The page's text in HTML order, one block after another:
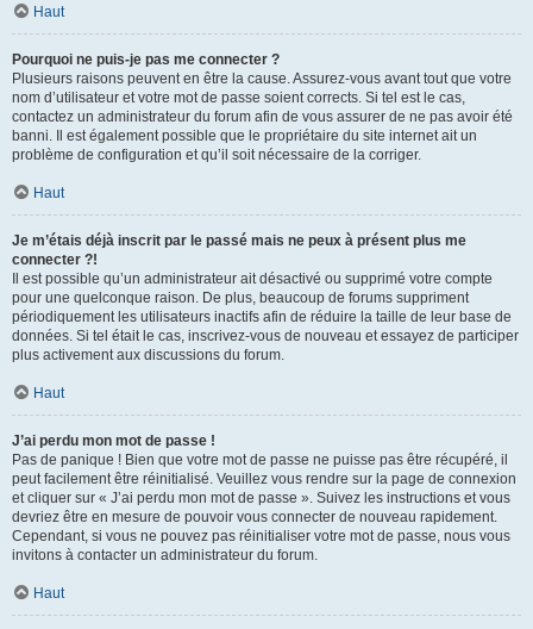
Haut
Pourquoi ne puis-je pas me connecter ?
Plusieurs raisons peuvent en être la cause. Assurez-vous avant tout que votre
nom d’utilisateur et votre mot de passe soient corrects. Si tel est le cas,
contactez un administrateur du forum afin de vous assurer de ne pas avoir été
banni. Il est également possible que le propriétaire du site internet ait un
problème de configuration et qu’il soit nécessaire de la corriger.
Haut
Je m’étais déjà inscrit par le passé mais ne peux à présent plus me
connecter ?!
Il est possible qu’un administrateur ait désactivé ou supprimé votre compte
pour une quelconque raison. De plus, beaucoup de forums suppriment
périodiquement les utilisateurs inactifs afin de réduire la taille de leur base de
données. Si tel était le cas, inscrivez-vous de nouveau et essayez de participer
plus activement aux discussions du forum.
Haut
J’ai perdu mon mot de passe !
Pas de panique ! Bien que votre mot de passe ne puisse pas être récupéré, il
peut facilement être réinitialisé. Veuillez vous rendre sur la page de connexion
et cliquer sur « J’ai perdu mon mot de passe ». Suivez les instructions et vous
devriez être en mesure de pouvoir vous connecter de nouveau rapidement.
Cependant, si vous ne pouvez pas réinitialiser votre mot de passe, nous vous
invitons à contacter un administrateur du forum.
Haut